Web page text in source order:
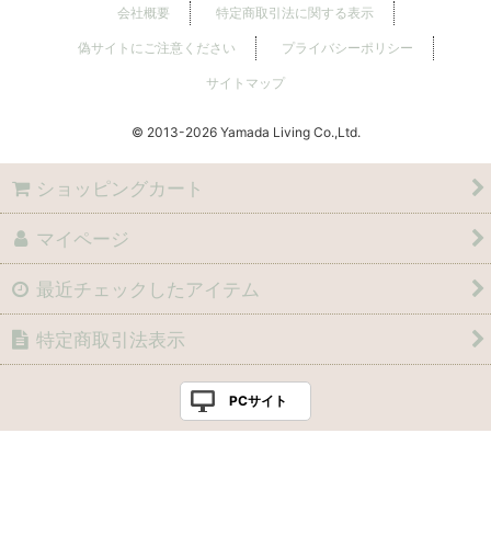
会社概要 特定商取引法に関する表示
偽サイトにご注意ください プライバシーポリシー
サイトマップ
© 2013 Yamada Living Co.,Ltd.
ショッピングカート
マイページ
最近チェックしたアイテム
特定商取引法表示
PCサイト